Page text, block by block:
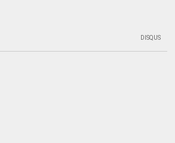
DISQUS